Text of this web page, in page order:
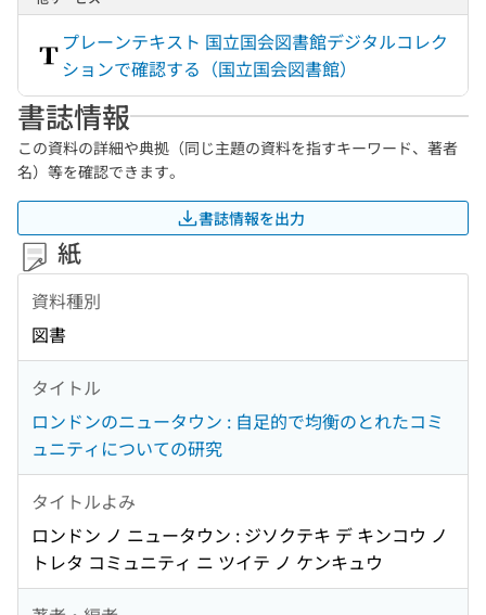
プレーンテキスト 国立国会図書館デジタルコレク
ションで確認する（国立国会図書館）
書誌情報
この資料の詳細や典拠（同じ主題の資料を指すキーワード、著者
名）等を確認できます。
書誌情報を出力
紙
資料種別
図書
タイトル
ロンドンのニュータウン : 自足的で均衡のとれたコミ
ュニティについての研究
タイトルよみ
ロンドン ノ ニュータウン : ジソクテキ デ キンコウ ノ
トレタ コミュニティ ニ ツイテ ノ ケンキュウ